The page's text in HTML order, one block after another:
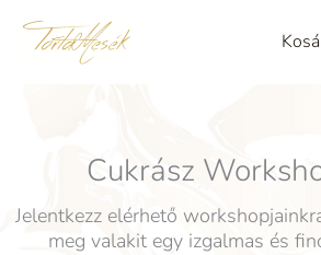
Skip
Cukrász
Jelentkezz elérhető
meg valakit egy izgalmas és